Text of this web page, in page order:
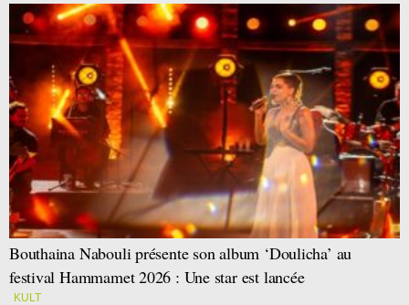
Bouthaina Nabouli présente son album ‘Doulicha’ au
festival Hammamet 2026 : Une star est lancée
KULT